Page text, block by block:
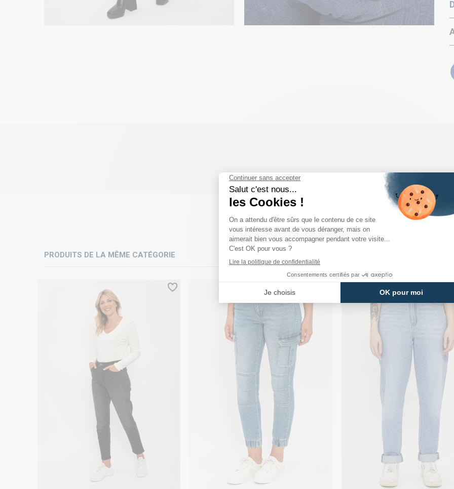
PRODUITS DE LA MÊME CATÉGORIE